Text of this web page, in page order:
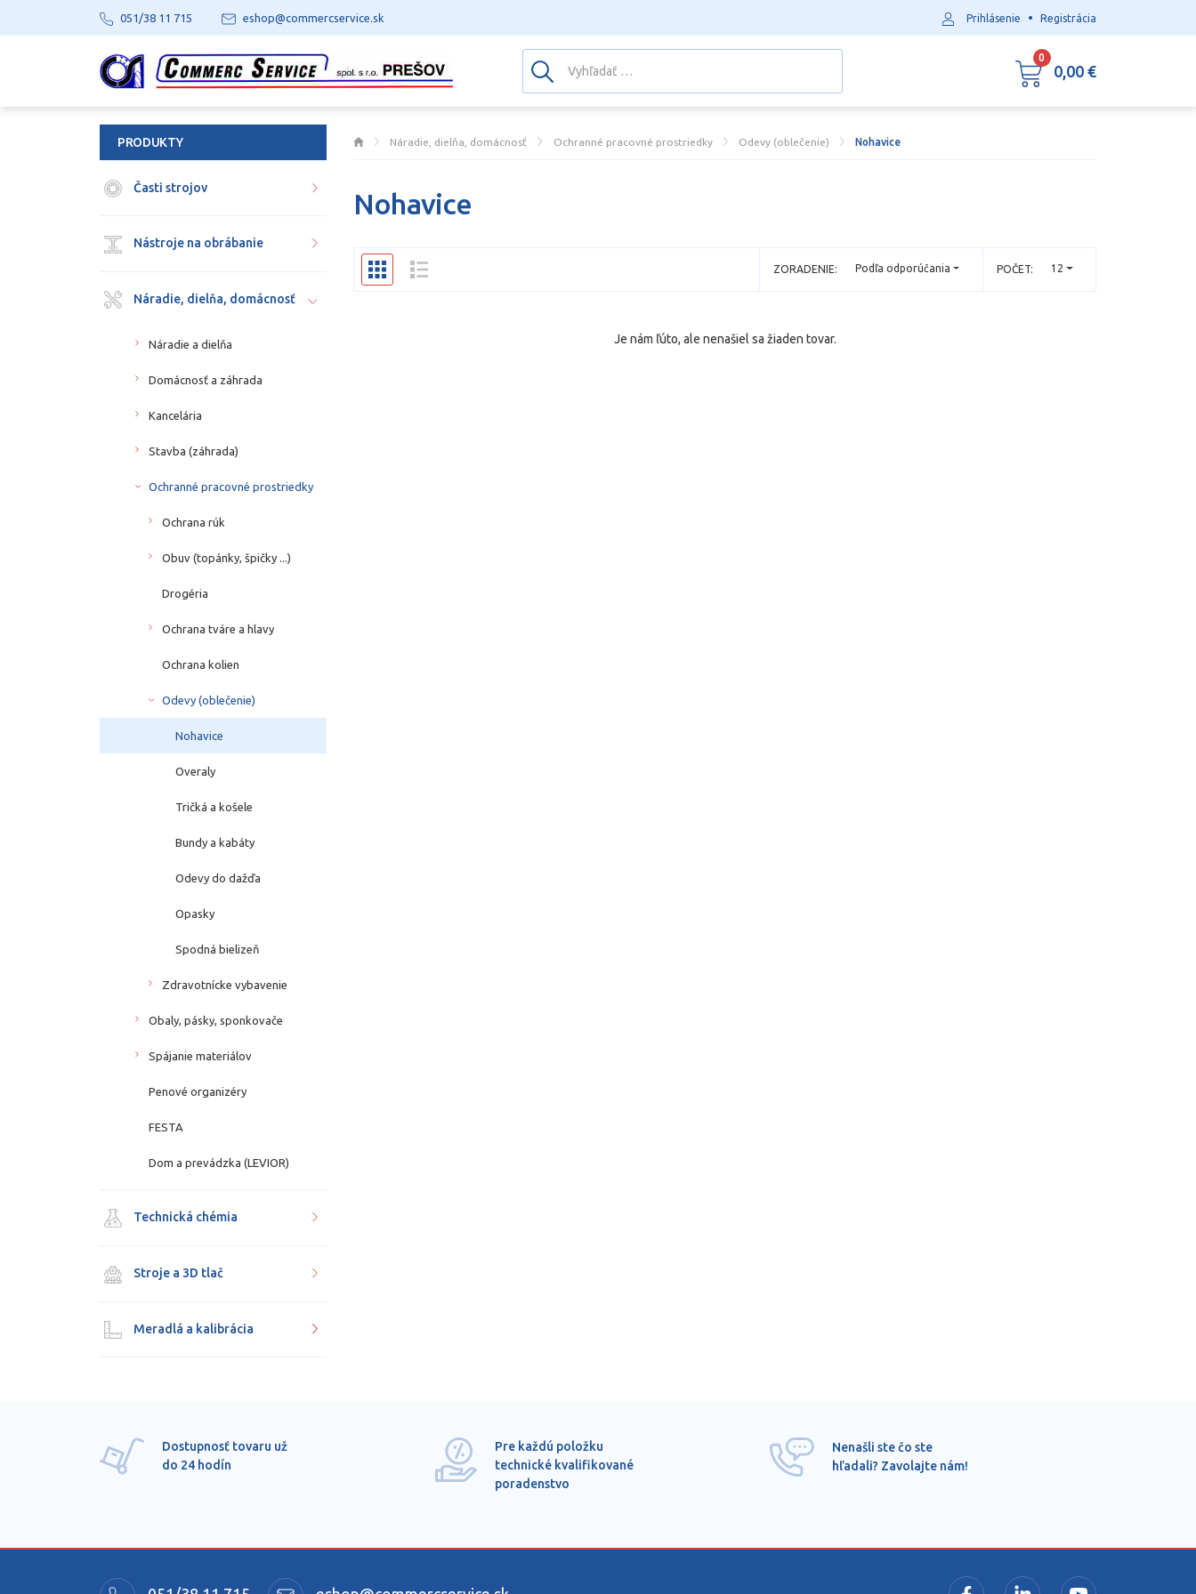
Náradie, dielňa, domácnosť Ochranné pracovné prostriedky Odevy (oblečenie) Nohavice
Nohavice
POČET: 12
ZORADENIE: Podľa odporúčania
Je nám ľúto, ale nenašiel sa žiaden tovar.
PRODUKTY
Časti strojov
Nástroje na obrábanie
Náradie, dielňa, domácnosť
Náradie a dielňa
Domácnosť a záhrada
Kancelária
Stavba (záhrada)
Ochranné pracovné prostriedky
Ochrana rúk
Obuv (topánky, špičky ...)
Drogéria
Ochrana tváre a hlavy
Ochrana kolien
Odevy (oblečenie)
Nohavice
Overaly
Tričká a košele
Bundy a kabáty
Odevy do dažďa
Opasky
Spodná bielizeň
Zdravotnícke vybavenie
Obaly, pásky, sponkovače
Spájanie materiálov
Penové organizéry
FESTA
Dom a prevádzka (LEVIOR)
Technická chémia
Stroje a 3D tlač
Meradlá a kalibrácia
Dostupnosť tovaru už
do 24 hodín
Pre každú položku
technické kvalifikované
poradenstvo
Nenašli ste čo ste
hľadali? Zavolajte nám!
051/38 11 715 eshop@commercservice.sk Prihlásenie • Registrácia
0
0,00 €